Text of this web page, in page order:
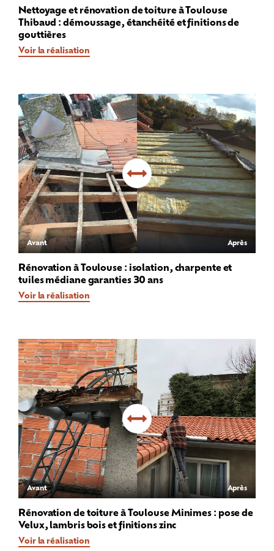
Nettoyage et rénovation de toiture à Toulouse
Thibaud : démoussage, étanchéité et finitions de
gouttières
Voir la réalisation
Avant Après
Rénovation à Toulouse : isolation, charpente et
tuiles médiane garanties 30 ans
Voir la réalisation
Avant Après
Rénovation de toiture à Toulouse Minimes : pose de
Velux, lambris bois et finitions zinc
Voir la réalisation